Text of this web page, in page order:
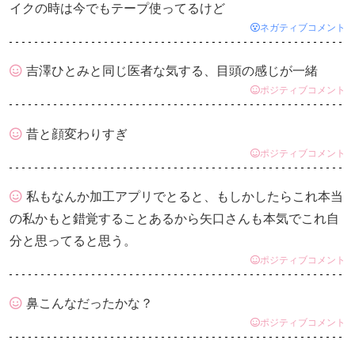
イクの時は今でもテープ使ってるけど
ネガティブコメント
吉澤ひとみと同じ医者な気する、目頭の感じが一緒
ポジティブコメント
昔と顔変わりすぎ
ポジティブコメント
私もなんか加工アプリでとると、もしかしたらこれ本当
の私かもと錯覚することあるから矢口さんも本気でこれ自
分と思ってると思う。
ポジティブコメント
鼻こんなだったかな？
ポジティブコメント